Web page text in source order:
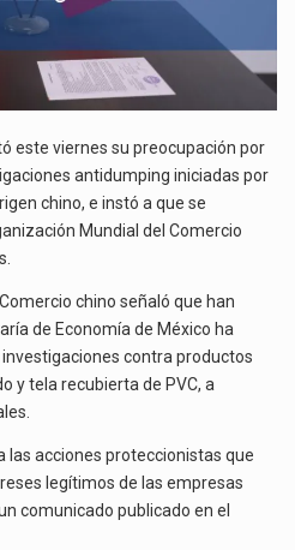
ANTIDUMPING
este viernes su preocupación por
antidumping iniciadas por
chino, e instó a que se
Mundial del Comercio
chino señaló que han
de Economía de México ha
contra productos
y tela recubierta de PVC, a
las acciones proteccionistas que
legítimos de las empresas
comunicado publicado en el